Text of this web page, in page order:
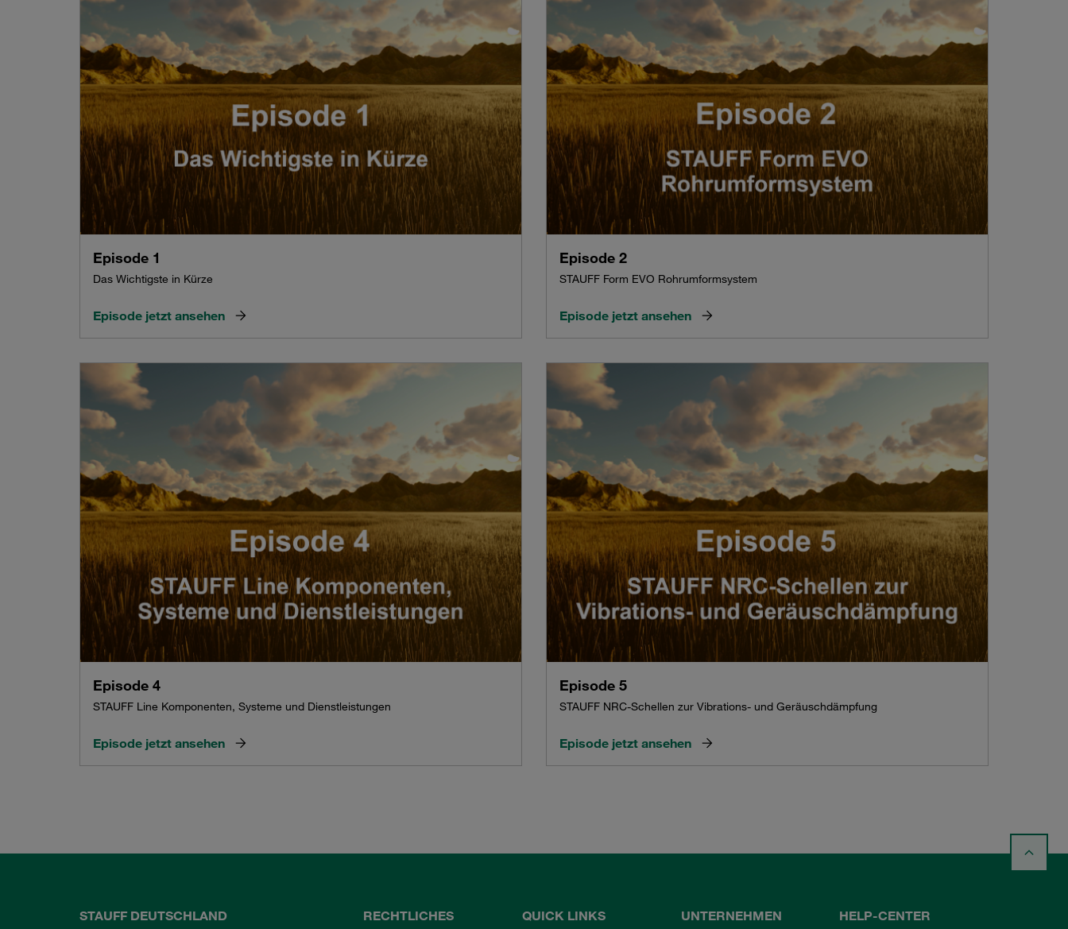
Episode 1
Das Wichtigste in Kürze
Episode jetzt ansehen
Episode 2
STAUFF Form EVO Rohrumformsystem
Episode jetzt ansehen
Episode 4
STAUFF Line Komponenten, Systeme und Dienstleistungen
Episode jetzt ansehen
Episode 5
STAUFF NRC-Schellen zur Vibrations- und Geräuschdämpfung
Episode jetzt ansehen
STAUFF DEUTSCHLAND RECHTLICHES QUICK LINKS UNTERNEHMEN HELP-CENTER